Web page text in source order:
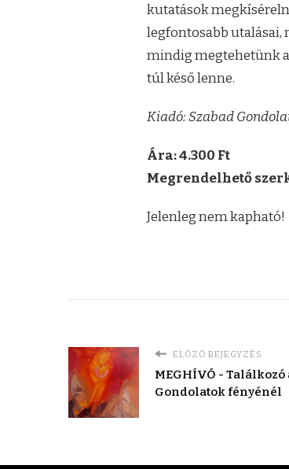
kutatások
legfontosabb utalásai,
mindig megtehetünk
túl késő lenne.
Kiadó: Szabad
Ára: 4.300 Ft
Megrendelhető
Jelenleg nem kapható!
ELŐZŐ BEJEGYZÉS
MEGHÍVÓ - Találkozó
Gondolatok fényénél